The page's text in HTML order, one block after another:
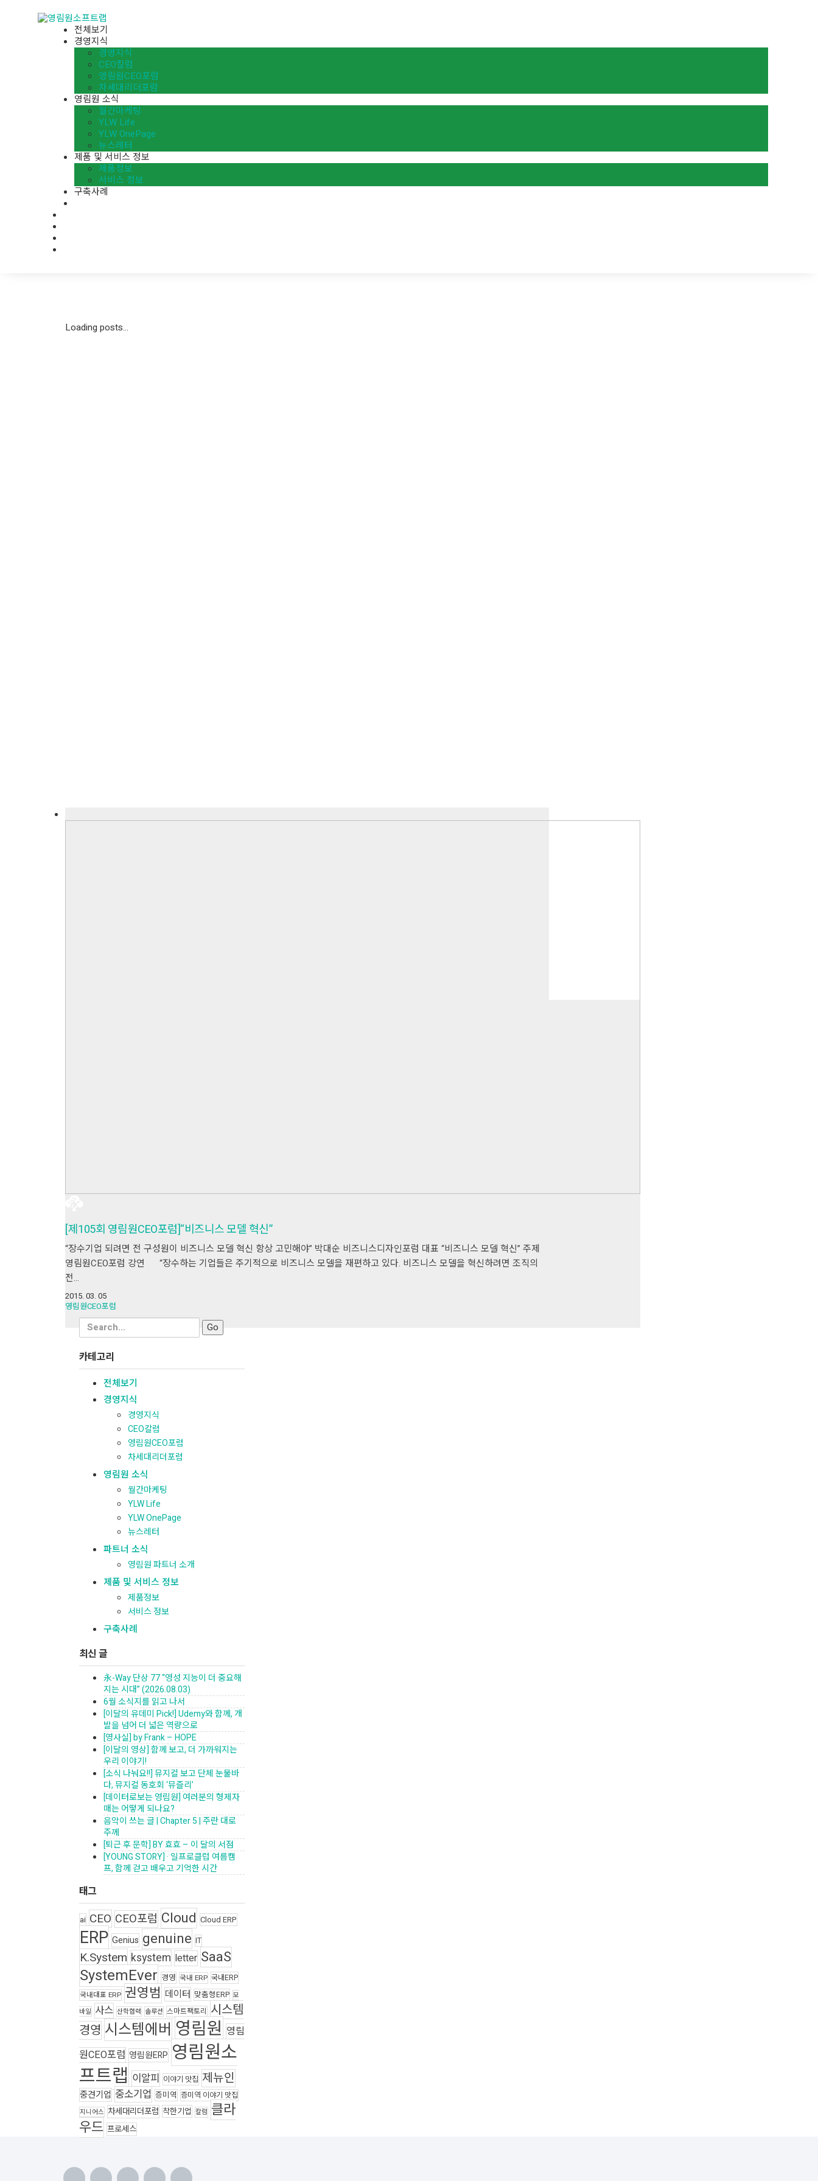
전체보기
경영지식
경영지식
CEO칼럼
영림원CEO포럼
차세대리더포럼
영림원 소식
월간마케팅
YLW Life
YLW OnePage
뉴스레터
제품 및 서비스 정보
제품정보
서비스 정보
구축사례
Loading posts...
[제105회 영림원CEO포럼]“비즈니스 모델 혁신”
“장수기업 되려면 전 구성원이 비즈니스 모델 혁신 항상 고민해야” 박대순 비즈니스디자인포럼 대표 “비즈니스 모델 혁신” 주제
영림원CEO포럼 강연 “장수하는 기업들은 주기적으로 비즈니스 모델을 재편하고 있다. 비즈니스 모델을 혁신하려면 조직의
전…
2015. 03. 05
영림원CEO포럼
Search
for:
카테고리
전체보기
경영지식
경영지식
CEO칼럼
영림원CEO포럼
차세대리더포럼
영림원 소식
월간마케팅
YLW Life
YLW OnePage
뉴스레터
파트너 소식
영림원 파트너 소개
제품 및 서비스 정보
제품정보
서비스 정보
구축사례
최신 글
永-Way 단상 77 “영성 지능이 더 중요해
지는 시대” (2026.08.03)
6월 소식지를 읽고 나서
[이달의 유데미 Pick!] Udemy와 함께, 개
발을 넘어 더 넓은 역량으로
[영사실] by Frank – HOPE
[이달의 영상] 함께 보고, 더 가까워지는
우리 이야기!
[소식 나눠요!!] 뮤지컬 보고 단체 눈물바
다, 뮤지컬 동호회 ‘뮤즐리’
[데이터로보는 영림원] 여러분의 형제자
매는 어떻게 되나요?
음악이 쓰는 글 | Chapter 5 | 주란 대로
주께
[퇴근 후 문학] BY 효효 – 이 달의 서점
[YOUNG STORY] · 일프로클럽 여름캠
프, 함께 걷고 배우고 기억한 시간
태그
ai CEO CEO포럼 Cloud Cloud ERP
ERP Genius genuine IT
K.System ksystem letter SaaS
SystemEver 경영 국내 ERP 국내ERP
국내대표 ERP 권영범 데이터 맞춤형ERP 모
바일 사스 산학협력 솔루션 스마트팩토리 시스템
경영 시스템에버 영림원 영림
원CEO포럼 영림원ERP 영림원소
프트랩 이알피 이야기 맛집 제뉴인
중견기업 중소기업 증미역 증미역 이야기 맛집
지니어스 차세대리더포럼 착한기업 칼럼 클라
우드 프로세스